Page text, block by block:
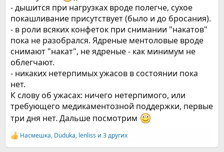
- дышится при нагрузках вроде полегче, сухое
покашливание присутствует (было и до бросания).
- в роли всяких конфеток при снимании "накатов"
пока не разобрался. Ядреные ментоловые вроде
снимают "накат", не ядреные - как минимум не
облегчают.
- никаких нетерпимых ужасов в состоянии пока
нет.
К слову об ужасах: ничего нетерпимого, или
требующего медикаментозной поддержки, первые
три дня нет. Дальше посмотрим
Р
е
Насмешка, Duduka, lenliss и 3 других